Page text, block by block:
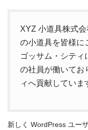
XYZ 小道具株式
の小道具を皆様に
ゴッサム・シティ
の社員が働いてお
ィへ貢献していま
新しく WordPress ユー